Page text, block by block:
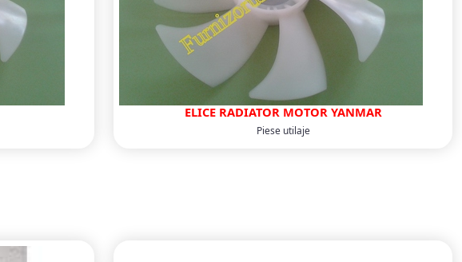
ELICE RADIATOR MOTOR YANMAR
Piese utilaje